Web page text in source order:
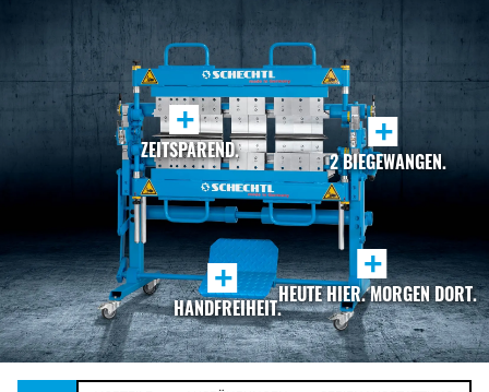
+
ZEITSPAREND.
+
HANDFREIHEIT.
+
2 BIEGEWANGEN.
+
HEUTE HIER. MORGEN DORT.